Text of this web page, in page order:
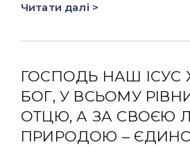
Читати далі >
ГОСПОДЬ НАШ ІСУС
БОГ, У ВСЬОМУ
ОТЦЮ, А ЗА СВОЄЮ
ПРИРОДОЮ –